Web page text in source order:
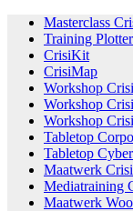
Masterclass
Training
CrisiKit
CrisiMap
Workshop
Workshop
Workshop
Tabletop
Tabletop
Maatwerk
Mediatraining
Maatwerk